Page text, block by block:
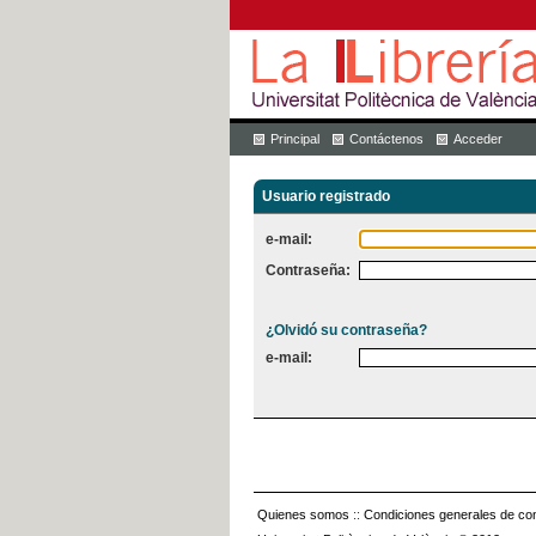
Principal Contáctenos Acceder
Usuario registrado
e-mail:
Contraseña:
¿Olvidó su contraseña?
e-mail:
Quienes somos :: Condiciones generales de